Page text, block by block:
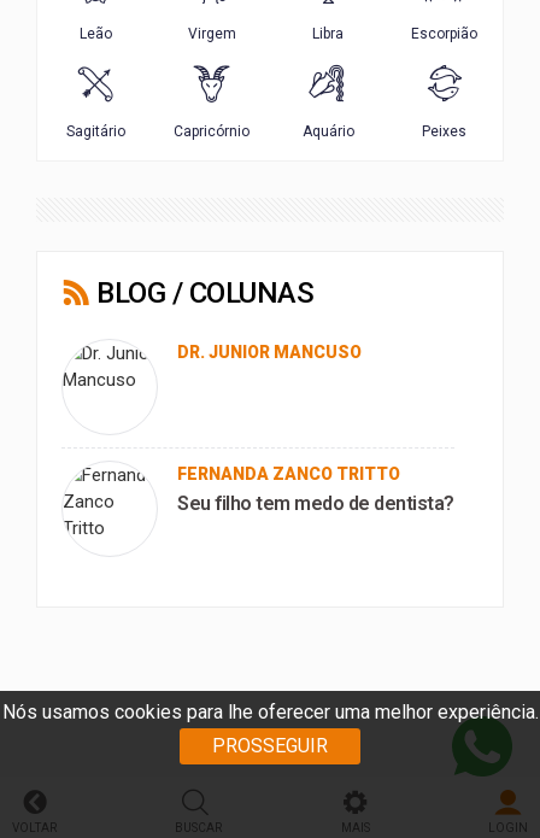
Nós usamos cookies para lhe oferecer uma melhor experiência.
PROSSEGUIR
BLOG / COLUNAS
DR. JUNIOR MANCUSO
FERNANDA ZANCO TRITTO
Seu filho tem medo de dentista?
VOLTAR BUSCAR MAIS LOGIN